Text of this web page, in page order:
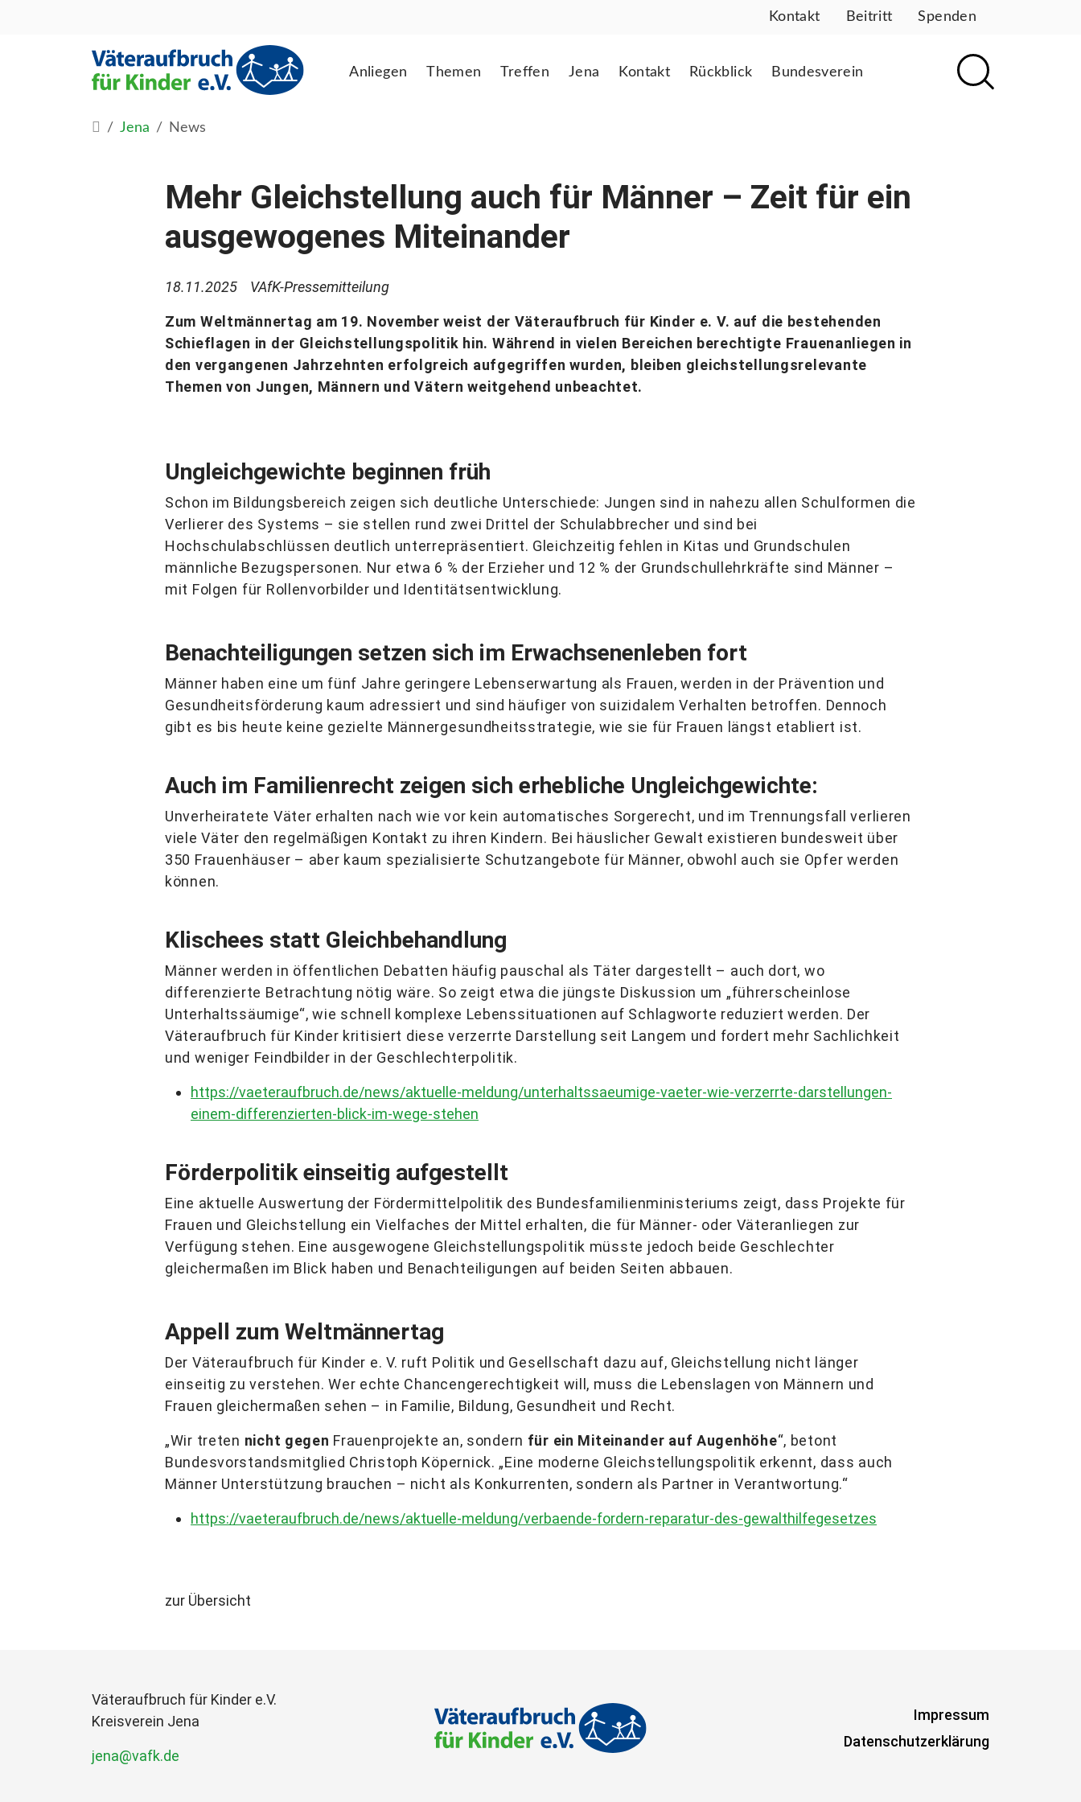
Kontakt Beitritt Spenden
Anliegen Themen Treffen Jena Kontakt Rückblick Bundesverein
Jena News
Mehr Gleichstellung auch für Männer – Zeit für ein
ausgewogenes Miteinander
18.11.2025 VAfK-Pressemitteilung
Zum Weltmännertag am 19. November weist der Väteraufbruch für Kinder e. V. auf die bestehenden
Schieflagen in der Gleichstellungspolitik hin. Während in vielen Bereichen berechtigte Frauenanliegen in
den vergangenen Jahrzehnten erfolgreich aufgegriffen wurden, bleiben gleichstellungsrelevante
Themen von Jungen, Männern und Vätern weitgehend unbeachtet.
Ungleichgewichte beginnen früh
Schon im Bildungsbereich zeigen sich deutliche Unterschiede: Jungen sind in nahezu allen Schulformen die
Verlierer des Systems – sie stellen rund zwei Drittel der Schulabbrecher und sind bei
Hochschulabschlüssen deutlich unterrepräsentiert. Gleichzeitig fehlen in Kitas und Grundschulen
männliche Bezugspersonen. Nur etwa 6 % der Erzieher und 12 % der Grundschullehrkräfte sind Männer –
mit Folgen für Rollenvorbilder und Identitätsentwicklung.
Benachteiligungen setzen sich im Erwachsenenleben fort
Männer haben eine um fünf Jahre geringere Lebenserwartung als Frauen, werden in der Prävention und
Gesundheitsförderung kaum adressiert und sind häufiger von suizidalem Verhalten betroffen. Dennoch
gibt es bis heute keine gezielte Männergesundheitsstrategie, wie sie für Frauen längst etabliert ist.
Auch im Familienrecht zeigen sich erhebliche Ungleichgewichte:
Unverheiratete Väter erhalten nach wie vor kein automatisches Sorgerecht, und im Trennungsfall verlieren
viele Väter den regelmäßigen Kontakt zu ihren Kindern. Bei häuslicher Gewalt existieren bundesweit über
350 Frauenhäuser – aber kaum spezialisierte Schutzangebote für Männer, obwohl auch sie Opfer werden
können.
Klischees statt Gleichbehandlung
Männer werden in öffentlichen Debatten häufig pauschal als Täter dargestellt – auch dort, wo
differenzierte Betrachtung nötig wäre. So zeigt etwa die jüngste Diskussion um „führerscheinlose
Unterhaltssäumige“, wie schnell komplexe Lebenssituationen auf Schlagworte reduziert werden. Der
Väteraufbruch für Kinder kritisiert diese verzerrte Darstellung seit Langem und fordert mehr Sachlichkeit
und weniger Feindbilder in der Geschlechterpolitik.
https://vaeteraufbruch.de/news/aktuelle-meldung/unterhaltssaeumige-vaeter-wie-verzerrte-darstellungen-
einem-differenzierten-blick-im-wege-stehen
Förderpolitik einseitig aufgestellt
Eine aktuelle Auswertung der Fördermittelpolitik des Bundesfamilienministeriums zeigt, dass Projekte für
Frauen und Gleichstellung ein Vielfaches der Mittel erhalten, die für Männer- oder Väteranliegen zur
Verfügung stehen. Eine ausgewogene Gleichstellungspolitik müsste jedoch beide Geschlechter
gleichermaßen im Blick haben und Benachteiligungen auf beiden Seiten abbauen.
Appell zum Weltmännertag
Der Väteraufbruch für Kinder e. V. ruft Politik und Gesellschaft dazu auf, Gleichstellung nicht länger
einseitig zu verstehen. Wer echte Chancengerechtigkeit will, muss die Lebenslagen von Männern und
Frauen gleichermaßen sehen – in Familie, Bildung, Gesundheit und Recht.
„Wir treten nicht gegen Frauenprojekte an, sondern für ein Miteinander auf Augenhöhe“, betont
Bundesvorstandsmitglied Christoph Köpernick. „Eine moderne Gleichstellungspolitik erkennt, dass auch
Männer Unterstützung brauchen – nicht als Konkurrenten, sondern als Partner in Verantwortung.“
https://vaeteraufbruch.de/news/aktuelle-meldung/verbaende-fordern-reparatur-des-gewalthilfegesetzes
zur Übersicht
Väteraufbruch für Kinder e.V.
Kreisverein Jena
jena@vafk.de
Impressum
Datenschutzerklärung